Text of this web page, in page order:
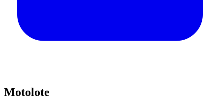
Motolote